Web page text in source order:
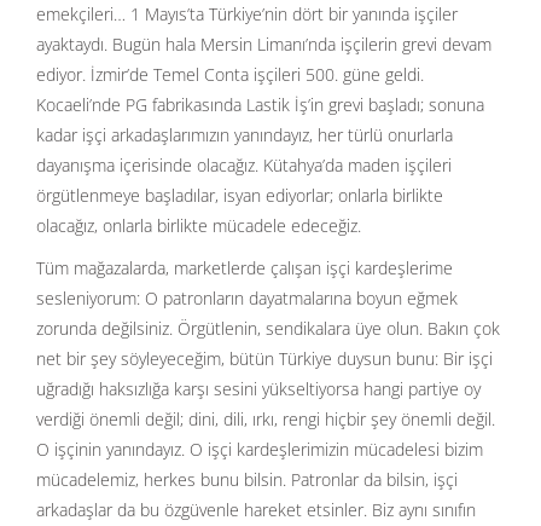
emekçileri… 1 Mayıs’ta Türkiye’nin dört bir yanında işçiler
ayaktaydı. Bugün hala Mersin Limanı’nda işçilerin grevi devam
ediyor. İzmir’de Temel Conta işçileri 500. güne geldi.
Kocaeli’nde PG fabrikasında Lastik İş’in grevi başladı; sonuna
kadar işçi arkadaşlarımızın yanındayız, her türlü onurlarla
dayanışma içerisinde olacağız. Kütahya’da maden işçileri
örgütlenmeye başladılar, isyan ediyorlar; onlarla birlikte
olacağız, onlarla birlikte mücadele edeceğiz.
Tüm mağazalarda, marketlerde çalışan işçi kardeşlerime
sesleniyorum: O patronların dayatmalarına boyun eğmek
zorunda değilsiniz. Örgütlenin, sendikalara üye olun. Bakın çok
net bir şey söyleyeceğim, bütün Türkiye duysun bunu: Bir işçi
uğradığı haksızlığa karşı sesini yükseltiyorsa hangi partiye oy
verdiği önemli değil; dini, dili, ırkı, rengi hiçbir şey önemli değil.
O işçinin yanındayız. O işçi kardeşlerimizin mücadelesi bizim
mücadelemiz, herkes bunu bilsin. Patronlar da bilsin, işçi
arkadaşlar da bu özgüvenle hareket etsinler. Biz aynı sınıfın